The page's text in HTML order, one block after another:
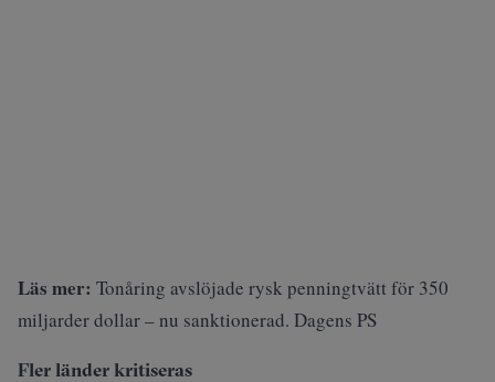
Läs mer: Tonåring avslöjade rysk penningtvätt för 350
miljarder dollar – nu sanktionerad. Dagens PS
Fler länder kritiseras